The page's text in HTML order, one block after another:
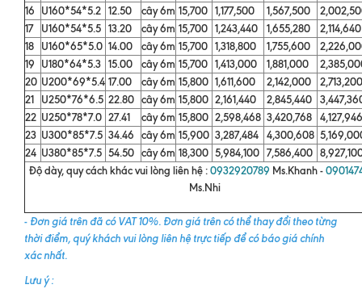
16
U160*54*5.2 12.50 cây 6m 15,700 1,177,500 1,567,500
17
U160*54*5.5 13.20 cây 6m 15,700 1,243,440 1,655,280
18
U160*65*5.0 14.00 cây 6m 15,700 1,318,800 1,755,600
19
U180*64*5.3 15.00 cây 6m 15,700 1,413,000 1,881,000
20 U200*69*5.4 17.00 cây 6m 15,800 1,611,600 2,142,000
21
U250*76*6.5 22.80 cây 6m 15,800 2,161,440 2,845,440
22 U250*78*7.0 27.41 cây 6m 15,800 2,598,468 3,420,768
23 U300*85*7.5 34.46 cây 6m 15,900 3,287,484 4,300,608
24 U380*85*7.5 54.50 cây 6m 18,300 5,984,100 7,586,400
Độ dày, quy cách khác vui lòng liên hệ :0932920789 Ms.Khanh -
Ms.Nhi
- Đơn giá trên đã có VAT 10%. Đơn giá trên có thể thay đổi theo từng
thời điểm, quý khách vui lòng liên hệ trực tiếp để có báo giá chính
xác nhất.
Lưu ý :